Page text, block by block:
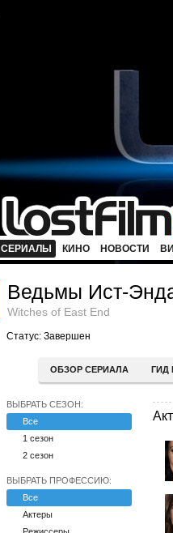
СЕРИАЛЫ КИНО НОВОСТИ
Ведьмы Ист-
Witches of East End
Статус: Завершен
ОБЗОР СЕРИАЛА ГИД
ВЫБРАТЬ СЕЗОН:
Все
1 сезон
2 сезон
ВЫБРАТЬ ПРОФЕССИЮ:
Все
Актеры